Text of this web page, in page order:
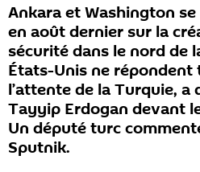
Ankara et Washington
en août dernier sur la
sécurité dans le nord de
États-Unis ne répondent
l’attente de la Turquie, a
Tayyip Erdogan devant
Un député turc
Sputnik.